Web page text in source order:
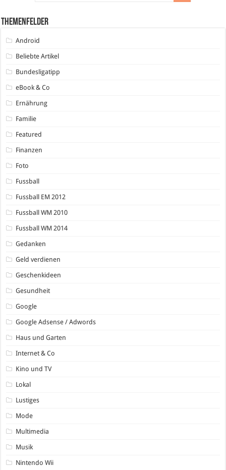
Themenfelder
Android
Beliebte Artikel
Bundesligatipp
eBook & Co
Ernährung
Familie
Featured
Finanzen
Foto
Fussball
Fussball EM 2012
Fussball WM 2010
Fussball WM 2014
Gedanken
Geld verdienen
Geschenkideen
Gesundheit
Google
Google Adsense / Adwords
Haus und Garten
Internet & Co
Kino und TV
Lokal
Lustiges
Mode
Multimedia
Musik
Nintendo Wii